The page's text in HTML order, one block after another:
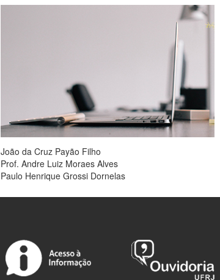
João da Cruz Payão Filho
Prof. Andre Luiz Moraes Alves
Paulo Henrique Grossi Dornelas